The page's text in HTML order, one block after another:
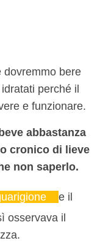
dovremmo bere
perché il
e funzionare.
abbastanza
cronico di lieve
non saperlo.
e il
osservava il